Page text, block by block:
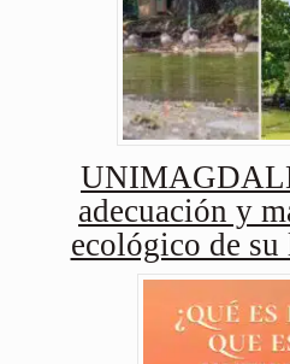
adecuación y
ecológico de